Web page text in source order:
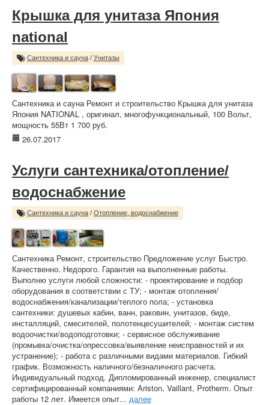
Крышка для унитаза Япония
national
Сантехника и сауна / Унитазы
Сантехника и сауна Ремонт и строительство Крышка для унитаза
Япония NATIONAL , оригинал, многофункциональный, 100 Вольт,
мощность 55Вт 1 700 руб.
26.07.2017
Услуги сантехника/отопление/
водоснабжение
Сантехника и сауна / Отопление, водоснабжение
Сантехника Ремонт, строительство Предложение услуг Быстро.
Качественно. Недорого. Гарантия на выполненные работы.
Выполню услуги любой сложности: - проектирование и подбор
оборудования в соответствии с ТУ; - монтаж отопления/
водоснабжения/канализации/теплого пола; - установка
сантехники: душевых кабин, ванн, раковин, унитазов, биде,
инсталляций, смесителей, полотенцесушителей; - монтаж систем
водоочистки/водоподготовки; - сервисное обслуживание
(промывка/очистка/опрессовка/выявление неисправностей и их
устранение); - работа с различными видами материалов. Гибкий
график. Возможность наличного/безналичного расчета.
Индивидуальный подход. Дипломированный инженер, специалист
сертифицированный компаниями: Ariston, Vaillant, Protherm. Опыт
работы 12 лет. Имеется опыт... далее